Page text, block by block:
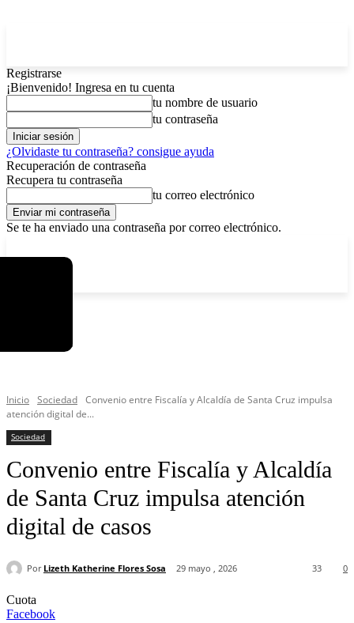
Registrarse
¡Bienvenido! Ingresa en tu cuenta
tu nombre de usuario
tu contraseña
¿Olvidaste tu contraseña? consigue ayuda
Recuperación de contraseña
Recupera tu contraseña
tu correo electrónico
Se te ha enviado una contraseña por correo electrónico.
Inicio Sociedad Convenio entre Fiscalía y Alcaldía de Santa Cruz impulsa
atención digital de...
Sociedad
Convenio entre Fiscalía y Alcaldía
de Santa Cruz impulsa atención
digital de casos
Por Lizeth Katherine Flores Sosa 29 mayo , 2026 0
33
Cuota
Facebook